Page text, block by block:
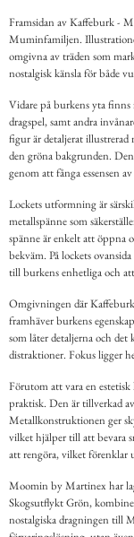
Framsidan av Kaffeburk -
Muminfamiljen.
omgivna av träden som
nostalgisk känsla för både
Vidare på burkens yta
dragspel, samt andra
figur är detaljerat illustrerad
den gröna bakgrunden.
genom att fånga essensen
Lockets utformning är
metallspänne som
spänne är enkelt att öppna
bekväm. På lockets
till burkens enhetliga och
Omgivningen där
framhäver burkens
som låter detaljerna och
distraktioner. Fokus ligger
Förutom att vara en
praktisk. Den är tillverkad
Metallkonstruktionen ger
vilket hjälper till att bevara
att rengöra, vilket förenklar
Moomin by Martinex har
Skogsutflykt Grön,
nostalgiska dragningen till